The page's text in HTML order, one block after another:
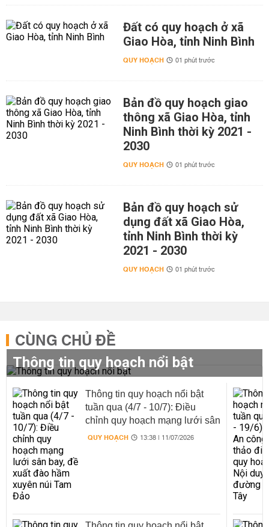
Đất có quy hoạch ở xã
Giao Hòa, tỉnh Ninh Bình
QUY HOẠCH 01 phút trước
Bản đồ quy hoạch giao
thông xã Giao Hòa, tỉnh
Ninh Bình thời kỳ 2021 -
2030
QUY HOẠCH 01 phút trước
Bản đồ quy hoạch sử
dụng đất xã Giao Hòa,
tỉnh Ninh Bình thời kỳ
2021 - 2030
QUY HOẠCH 01 phút trước
CÙNG CHỦ ĐỀ
Thông tin quy hoạch nổi bật
Thông tin quy hoạch nổi bật
tuần qua (4/7 - 10/7): Điều
chỉnh quy hoạch mạng lưới sân
bay, đề xuất đào hầm xuyên núi
QUY HOẠCH 13:38 | 11/07/2026